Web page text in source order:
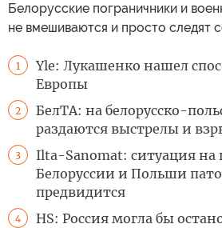
Белорусские пограничники и
не вмешиваются и просто следят
1
Yle: Лукашенко нашел
Европы
2
БелТА: на белорусско-
раздаются выстрелы и
3
Ilta-Sanomat: ситуация на
Белоруссии и Польши
предвидится
4
HS: Россия могла бы